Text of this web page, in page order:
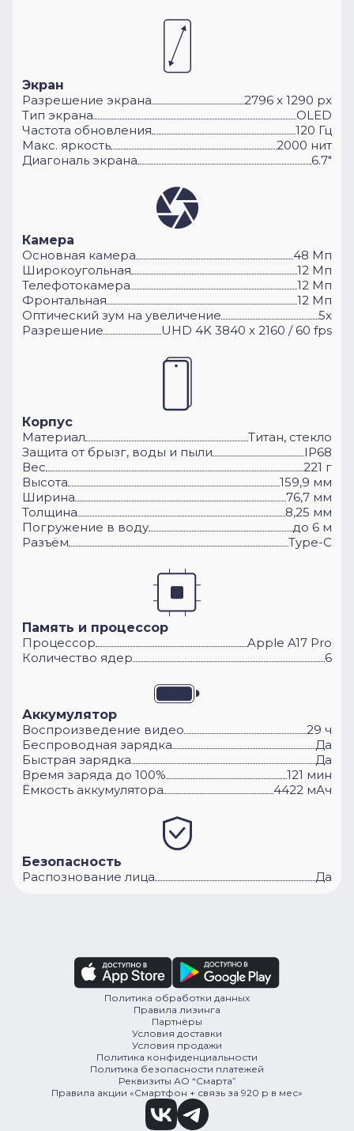
Экран
Разрешение экрана
2796 x 1290 px
Тип экрана
OLED
Частота обновления
120 Гц
Макс. яркость
2000 нит
Диагональ экрана
6.7"
Камера
Основная камера
48 Мп
Широкоугольная
12 Мп
Телефотокамера
12 Мп
Фронтальная
12 Мп
Оптический зум на увеличение
5x
Разрешение
UHD 4K 3840 x 2160 / 60 fps
Корпус
Материал
Титан, стекло
Защита от брызг, воды и пыли
IP68
Вес
221 г
Высота
159,9 мм
Ширина
76,7 мм
Толщина
8,25 мм
Погружение в воду
до 6 м
Разъём
Type-C
Память и процессор
Процессор
Apple A17 Pro
Количество ядер
6
Аккумулятор
Воспроизведение видео
29 ч
Беспроводная зарядка
Да
Быстрая зарядка
Да
Время заряда до 100%
121 мин
Ёмкость аккумулятора
4422 мАч
Безопасность
Распознование лица
Да
Политика обработки данных
Правила лизинга
Партнёры
Условия доставки
Условия продажи
Политика конфиденциальности
Политика безопасности платежей
Реквизиты АО “Смарта”
Правила акции «Смартфон + связь за 920 р в мес»